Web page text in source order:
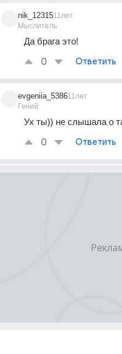
nik_12315
Мыслитель
11лет
Да брага это!
0 Ответить
evgeniia_5386
Гений
11лет
Ух ты)) не слышала о
0 Ответить